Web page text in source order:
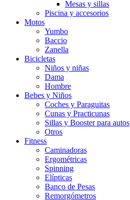
Mesas y sillas
Piscina y accesorios
Motos
Yumbo
Baccio
Zanella
Bicicletas
Niños y niñas
Dama
Hombre
Bebes y Niños
Coches y Paraguitas
Cunas y Practicunas
Sillas y Booster para autos
Otros
Fitness
Caminadoras
Ergométricas
Spinning
Elípticas
Banco de Pesas
Remorgómetros